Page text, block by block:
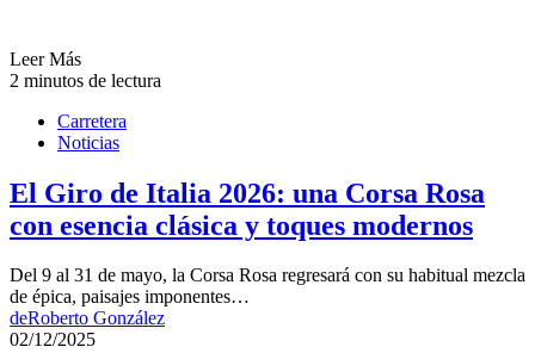
Leer Más
2 minutos de lectura
Carretera
Noticias
El Giro de Italia 2026: una Corsa Rosa
con esencia clásica y toques modernos
Del 9 al 31 de mayo, la Corsa Rosa regresará con su habitual mezcla
de épica, paisajes imponentes…
deRoberto González
02/12/2025